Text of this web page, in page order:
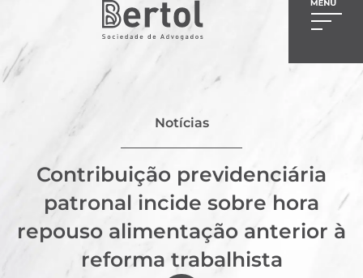
Notícias
Contribuição previdenciária
patronal incide sobre hora
repouso alimentação anterior à
reforma trabalhista